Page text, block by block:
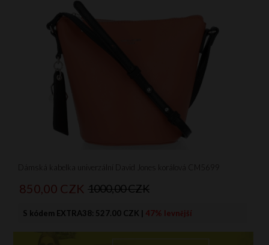
Dámská kabelka univerzální David Jones korálová CM5699
850, 00 CZK 1000,00 CZK
S kódem EXTRA38: 527.00 CZK | 47% levnější